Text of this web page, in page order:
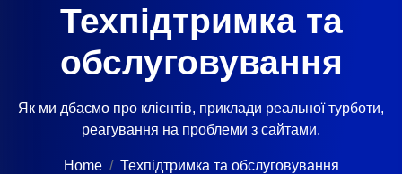
Техпідтримка та
обслуговування
Як ми дбаємо про клієнтів, приклади реальної турботи,
реагування на проблеми з сайтами.
Home Техпідтримка та обслуговування